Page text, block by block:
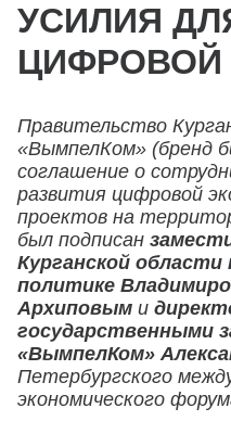
УСИЛИЯ
Правительство
«ВымпелКом» (бренд
соглашение о
развития цифровой
проектов на
был подписан
Курганской области
политике
Архиповым и
государственными
«ВымпелКом»
Петербургского
экономического